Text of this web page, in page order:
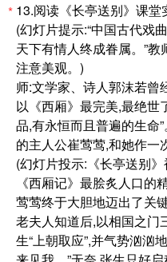
* 13.阅读《长亭送别》课堂
(幻灯片提示:“中国古代戏
天下有情人终成眷属。”
注意美观。)
师:文学家、诗人郭沫若曾
以《西厢》最完美,最绝世
品,有永恒而且普遍的生命
的主人公崔莺莺,和她作一
(幻灯片投示:《长亭送别
《西厢记》最脍炙人口的
莺莺终于大胆地迈出了关
老夫人知道后,以相国之门
生“上朝取应”,并气势汹汹